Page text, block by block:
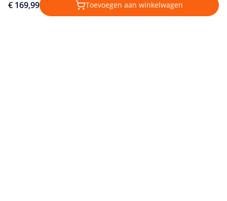
€ 169,99 Toevoegen aan winkelwagen